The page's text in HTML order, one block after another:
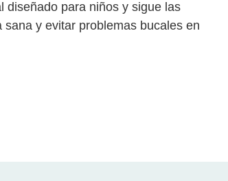
diseñado para niños y sigue las
y evitar problemas bucales en